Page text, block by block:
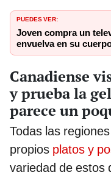
PUEDES VER:
Joven compra un
envuelva en su
Canadiense
y prueba la
parece un
Todas las
propios platos y
variedad de estos